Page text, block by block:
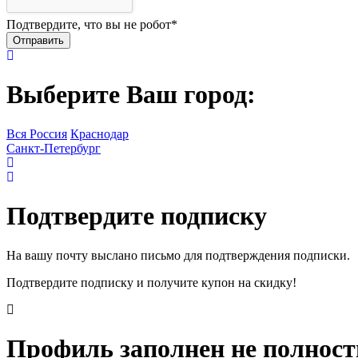
Подтвердите, что вы не робот*
Выберите Ваш город:
Вся Россия Краснодар
Санкт-Петербург
Подтвердите подписку
На вашу почту выслано письмо для подтверждения подписки.
Подтвердите подписку и получите купон на скидку!
Профиль заполнен не